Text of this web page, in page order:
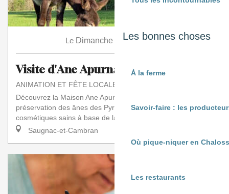
Les bonnes choses
À la ferme
Savoir-faire : les
Où pique-niquer en
Les restaurants
Le Dimanche Août à 9:30
Visite d'Ane Apurna
ANIMATION ET FÊTE LOCALE
Découvrez la Maison Ane Apurna : un lieu unique dédié à la
préservation des ânes des Pyrénées et à la fabrication de
cosmétiques sains à base de lait...
Saugnac-et-Cambran